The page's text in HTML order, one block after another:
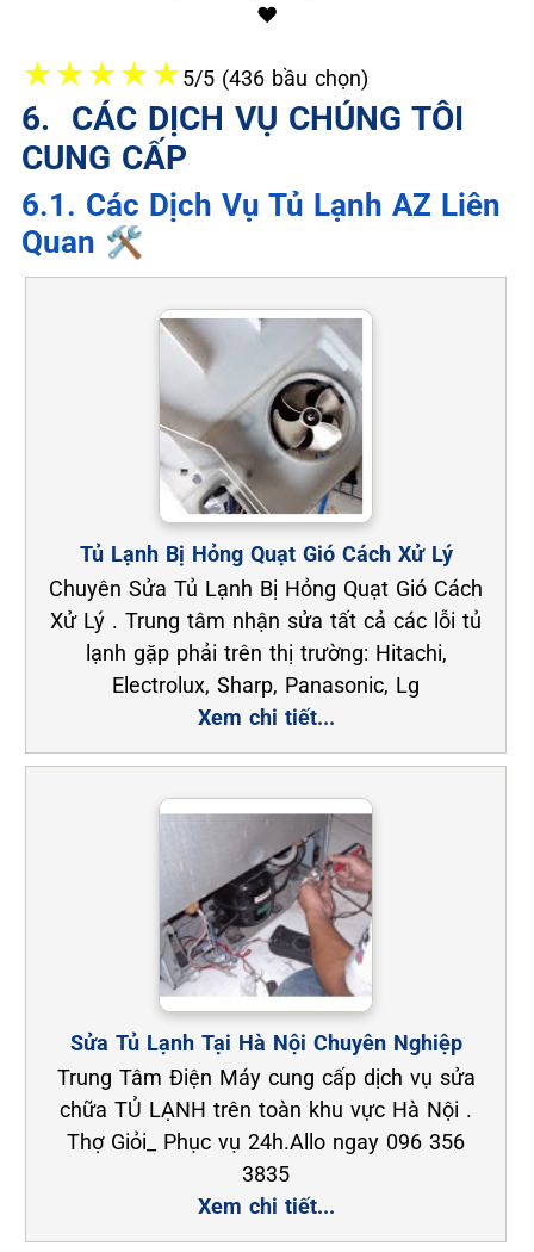
❤️
★★★★★5/5 (436 bầu chọn)
6. ️ CÁC DỊCH VỤ CHÚNG TÔI
CUNG CẤP
6.1. Các Dịch Vụ Tủ Lạnh AZ Liên
Quan 🛠️
Tủ Lạnh Bị Hỏng Quạt Gió Cách Xử Lý
Chuyên Sửa Tủ Lạnh Bị Hỏng Quạt Gió Cách
Xử Lý . Trung tâm nhận sửa tất cả các lỗi tủ
lạnh gặp phải trên thị trường: Hitachi,
Electrolux, Sharp, Panasonic, Lg
Xem chi tiết...
Sửa Tủ Lạnh Tại Hà Nội Chuyên Nghiệp
Trung Tâm Điện Máy cung cấp dịch vụ sửa
chữa TỦ LẠNH trên toàn khu vực Hà Nội .
Thợ Giỏi_ Phục vụ 24h.Allo ngay 096 356
3835
Xem chi tiết...